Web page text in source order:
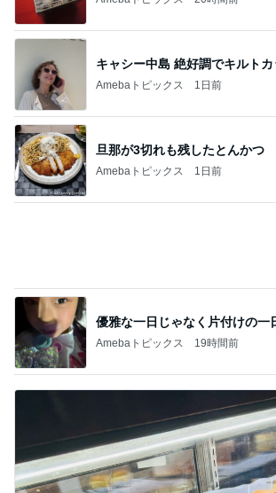
優雅な一日じゃなく片付けの一日
Amebaトピックス 19時間前
行列ができるのも納得したお店
Amebaトピックス 1日前
記事を読む